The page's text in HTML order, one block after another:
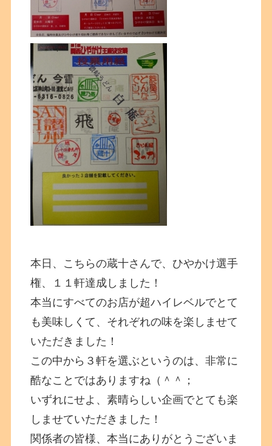
本日、こちらの蔵十さんで、ひやかけ選手
権、１１軒達成しました！
本当にすべてのお店が超ハイレベルでとて
も美味しくて、それぞれの味を楽しませて
いただきました！
この中から３軒を選ぶというのは、非常に
酷なことではありますね（＾＾；
いずれにせよ、素晴らしい企画でとても楽
しませていただきました！
関係者の皆様、本当にありがとうございま